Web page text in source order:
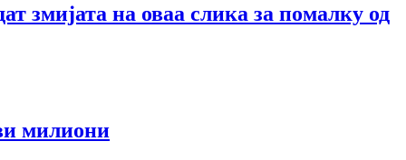
змијата на оваа слика за помалку од
милиони